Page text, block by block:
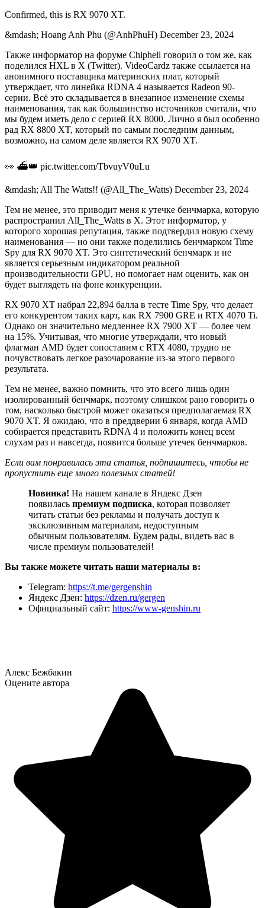
Confirmed, this is RX 9070 XT.
&mdash; Hoang Anh Phu (@AnhPhuH) December 23, 2024
Также информатор на форуме Chiphell говорил о том же, как
поделился HXL в X (Twitter). VideoCardz также ссылается на
анонимного поставщика материнских плат, который
утверждает, что линейка RDNA 4 называется Radeon 90-
серии. Всё это складывается в внезапное изменение схемы
наименования, так как большинство источников считали, что
мы будем иметь дело с серией RX 8000. Лично я был особенно
рад RX 8800 XT, который по самым последним данным,
возможно, на самом деле является RX 9070 XT.
👀 ⛴️👑 pic.twitter.com/TbvuyV0uLu
&mdash; All The Watts!! (@All_The_Watts) December 23, 2024
Тем не менее, это приводит меня к утечке бенчмарка, которую
распространил All_The_Watts в X. Этот информатор, у
которого хорошая репутация, также подтвердил новую схему
наименования — но они также поделились бенчмарком Time
Spy для RX 9070 XT. Это синтетический бенчмарк и не
является серьезным индикатором реальной
производительности GPU, но помогает нам оценить, как он
будет выглядеть на фоне конкуренции.
RX 9070 XT набрал 22,894 балла в тесте Time Spy, что делает
его конкурентом таких карт, как RX 7900 GRE и RTX 4070 Ti.
Однако он значительно медленнее RX 7900 XT — более чем
на 15%. Учитывая, что многие утверждали, что новый
флагман AMD будет сопоставим с RTX 4080, трудно не
почувствовать легкое разочарование из-за этого первого
результата.
Тем не менее, важно помнить, что это всего лишь один
изолированный бенчмарк, поэтому слишком рано говорить о
том, насколько быстрой может оказаться предполагаемая RX
9070 XT. Я ожидаю, что в преддверии 6 января, когда AMD
собирается представить RDNA 4 и положить конец всем
слухам раз и навсегда, появится больше утечек бенчмарков.
Если вам понравилась эта статья, подпишитесь, чтобы не
пропустить еще много полезных статей!
Новинка! На нашем канале в Яндекс Дзен
появилась премиум подписка, которая позволяет
читать статьи без рекламы и получать доступ к
эксклюзивным материалам, недоступным
обычным пользователям. Будем рады, видеть вас в
числе премиум пользователей!
Вы также можете читать наши материалы в:
Telegram: https://t.me/gergenshin
Яндекс Дзен: https://dzen.ru/gergen
Официальный сайт: https://www-genshin.ru
Алекс Бежбакин
Оцените автора